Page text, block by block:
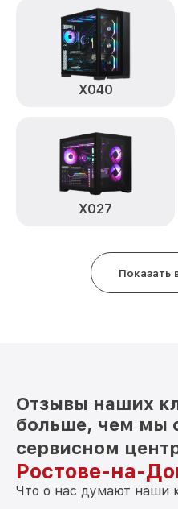
X040
X027
Показать
Отзывы наших
больше, чем мы
сервисном
Ростове-на-
Что о нас думают наши